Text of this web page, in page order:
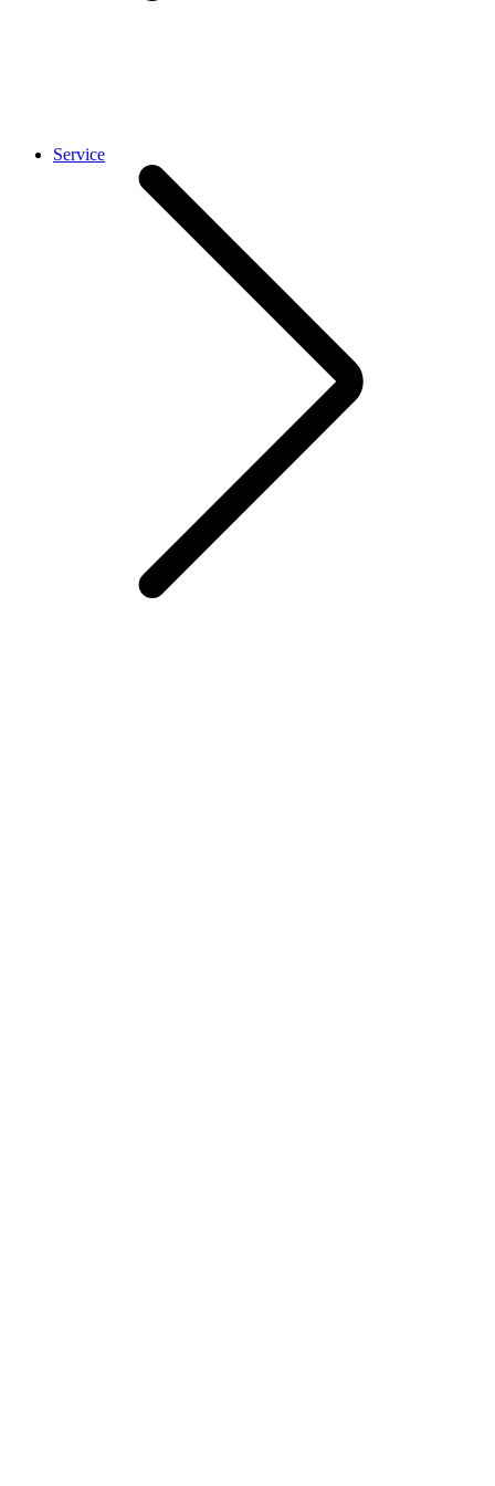
Service